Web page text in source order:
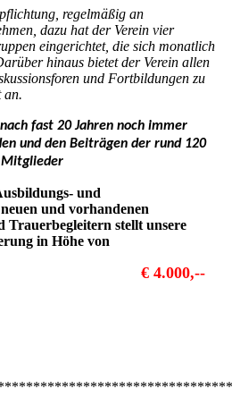
regelmäßig an
dazu hat der Verein vier
eingerichtet, die sich monatlich
hinaus bietet der Verein allen
und Fortbildungen zu
an.
fast 20 Jahren noch immer
und den Beiträgen der rund 120
Mitglieder
und
und vorhandenen
Trauerbegleitern stellt unsere
in Höhe von
€ 4.000,--